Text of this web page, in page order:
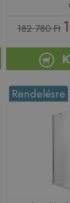
182 780 Ft
Rendelésre